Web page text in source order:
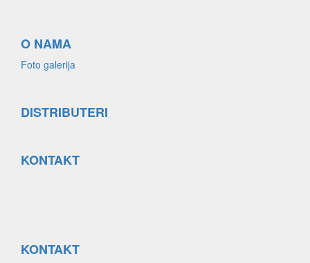
O NAMA
Foto galerija
DISTRIBUTERI
KONTAKT
KONTAKT